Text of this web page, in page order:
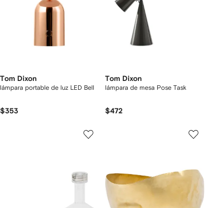
Tom Dixon
lámpara portable de luz LED Bell
$353
Tom Dixon
lámpara de mesa Pose Task
$472